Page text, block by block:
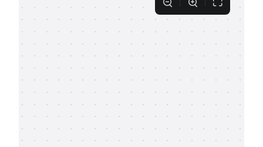
支持